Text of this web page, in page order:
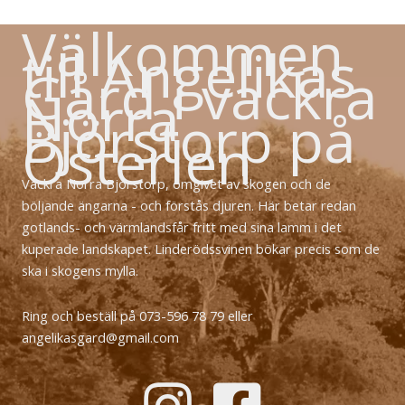
Välkommen
till Angelikas
Gård i vackra
Norra
Björstorp på
Österlen
Vackra Norra Björstorp, omgivet av skogen och de
böljande ängarna - och förstås djuren. Här betar redan
gotlands- och värmlandsfår fritt med sina lamm i det
kuperade landskapet. Linderödssvinen bökar precis som de
ska i skogens mylla.
Ring och beställ på 073-596 78 79 eller
angelikasgard@gmail.com